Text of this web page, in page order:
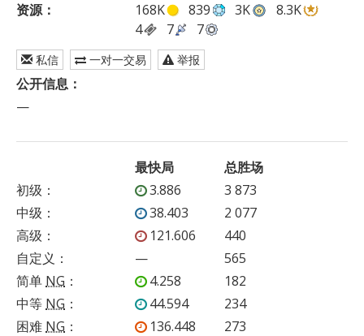
资源：
168K 839 3K
8.3K
4
7 7
私信 一对一交易 举报
公开信息：
—
最快局
总胜场
初级 ： 3.886
3 873
中级 ： 38.403
2 077
高级 ： 121.606
440
自定义 ： —
565
简单 NG ： 4.258
182
中等 NG ： 44.594
234
困难 NG ： 136.448
273